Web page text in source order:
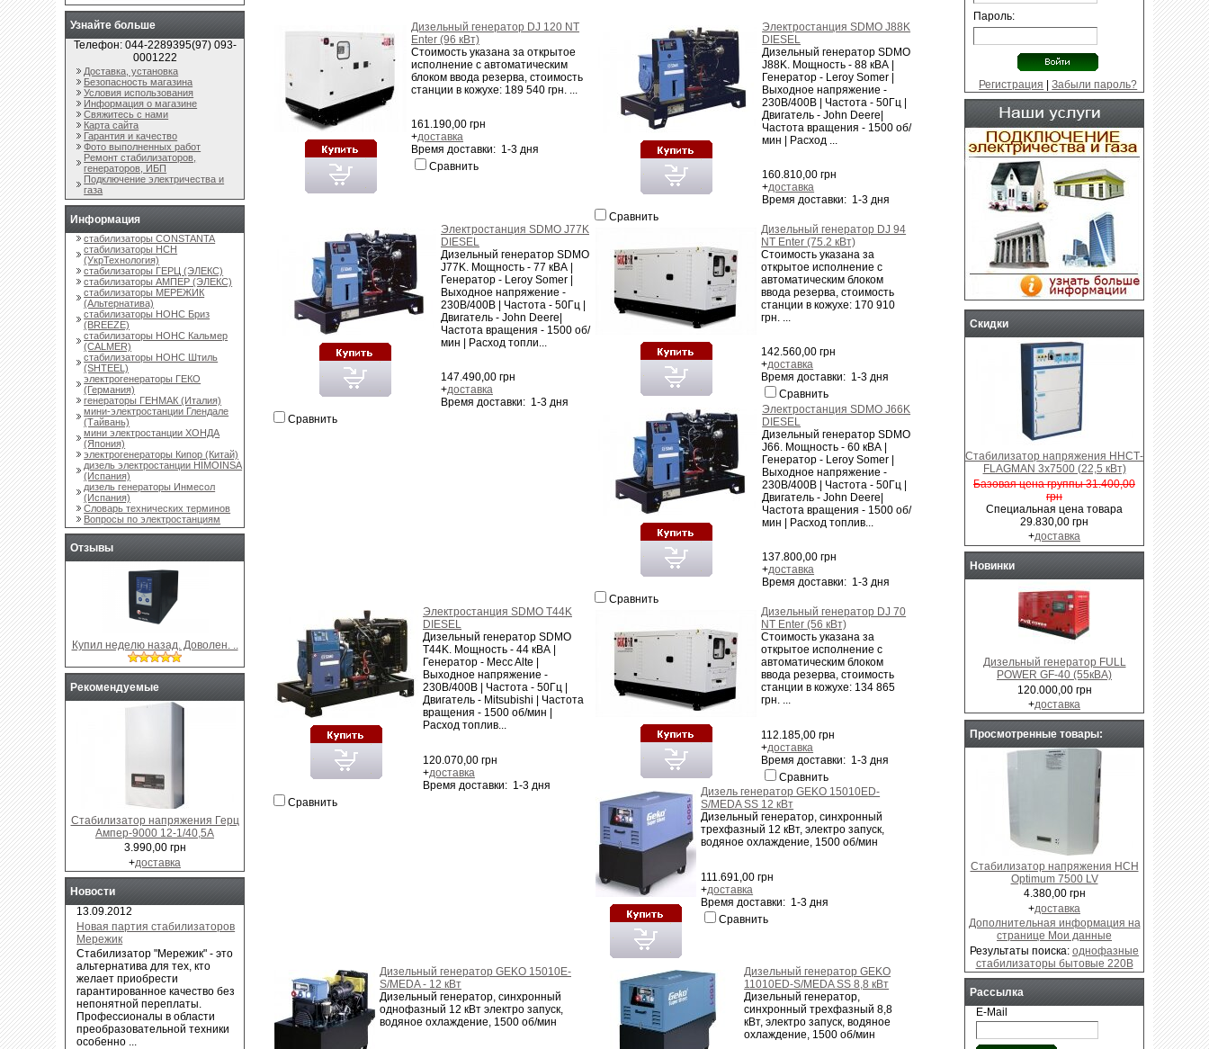
Газовые генераторы
Generac, Genmac в разной
Дизельный генератор DJ 120 NT
Enter (96 кВт)
Стоимость указана за открытое
исполнение с автоматическим
блоком ввода резерва, стоимость
станции в кожухе: 189 540 грн. ...
161.190,00 грн
+доставка
Время доставки: 1-3 дня
Сравнить
Электростанция SDMO J88K
DIESEL
Дизельный генератор SDMO
J88K. Мощность - 88 кВА |
Генератор - Leroy Somer |
Выходное напряжение -
230В/400В | Частота - 50Гц |
Двигатель - John Deere|
Частота вращения - 1500 об/
мин | Расход ...
160.810,00 грн
+доставка
Время доставки: 1-3 дня
Сравнить
Электростанция SDMO J77K
DIESEL
Дизельный генератор SDMO
J77K. Мощность - 77 кВА |
Генератор - Leroy Somer |
Выходное напряжение -
230В/400В | Частота - 50Гц |
Двигатель - John Deere|
Частота вращения - 1500 об/
мин | Расход топли...
147.490,00 грн
+доставка
Время доставки: 1-3 дня
Сравнить
Дизельный генератор DJ 94
NT Enter (75.2 кВт)
Стоимость указана за
открытое исполнение с
автоматическим блоком
ввода резерва, стоимость
станции в кожухе: 170 910
грн. ...
142.560,00 грн
+доставка
Время доставки: 1-3 дня
Сравнить
Электростанция SDMO J66K
DIESEL
Дизельный генератор SDMO
J66. Мощность - 60 кВА |
Генератор - Leroy Somer |
Выходное напряжение -
230В/400В | Частота - 50Гц |
Двигатель - John Deere|
Частота вращения - 1500 об/
мин | Расход топлив...
137.800,00 грн
+доставка
Время доставки: 1-3 дня
Сравнить
Электростанция SDMO T44K
DIESEL
Дизельный генератор SDMO
T44K. Мощность - 44 кВА |
Генератор - Mecc Alte |
Выходное напряжение -
230В/400В | Частота - 50Гц |
Двигатель - Mitsubishi | Частота
вращения - 1500 об/мин |
Расход топлив...
120.070,00 грн
+доставка
Время доставки: 1-3 дня
Сравнить
Дизельный генератор DJ 70
NT Enter (56 кВт)
Стоимость указана за
открытое исполнение с
автоматическим блоком
ввода резерва, стоимость
станции в кожухе: 134 865
грн. ...
112.185,00 грн
+доставка
Время доставки: 1-3 дня
Сравнить
Дизель генератор GEKO 15010ED-
S/MEDA SS 12 кВт
Дизельный генератор, синхронный
трехфазный 12 кВт, электро запуск,
водяное охлаждение, 1500 об/мин
111.691,00 грн
+доставка
Время доставки: 1-3 дня
Сравнить
Дизельный генератор GEKO 15010E-
S/MEDA - 12 кВт
Дизельный генератор, синхронный
однофазный 12 кВт электро запуск,
водяное охлаждение, 1500 об/мин
Дизельный генератор GEKO
11010ED-S/MEDA SS 8,8 кВт
Дизельный генератор,
синхронный трехфазный 8,8
кВт, электро запуск, водяное
охлаждение, 1500 об/мин
Узнайте больше
Телефон: 044-2289395(97) 093-
0001222
Доставка, установка
Безопасность магазина
Условия использования
Информация о магазине
Свяжитесь с нами
Карта сайта
Гарантия и качество
Фото выполненных работ
Ремонт стабилизаторов,
генераторов, ИБП
Подключение электричества и
газа
Информация
стабилизаторы CONSTANTA
стабилизаторы НСН
(УкрТехнология)
стабилизаторы ГЕРЦ (ЭЛЕКС)
стабилизаторы АМПЕР (ЭЛЕКС)
стабилизаторы МЕРЕЖИК
(Альтернатива)
стабилизаторы НОНС Бриз
(BREEZE)
стабилизаторы НОНС Кальмер
(CALMER)
стабилизаторы НОНС Штиль
(SHTEEL)
электрогенераторы ГЕКО
(Германия)
генераторы ГЕНМАК (Италия)
мини-электростанции Глендале
(Тайвань)
мини электростанции ХОНДА
(Япония)
электрогенераторы Кипор (Китай)
дизель электростанции HIMOINSA
(Испания)
дизель генераторы Инмесол
(Испания)
Словарь технических терминов
Вопросы по электростанциям
Отзывы
Купил неделю назад. Доволен. ..
Рекомендуемые
Стабилизатор напряжения Герц
Ампер-9000 12-1/40,5А
3.990,00 грн
+доставка
Новости
13.09.2012
Новая партия стабилизаторов
Мережик
Cтабилизатор "Мережик" - это
альтернатива для тех, кто
желает приобрести
гарантированное качество без
непонятной переплаты.
Профессионалы в области
преобразовательной техники
особенно ...
Пароль:
Регистрация |Забыли пароль?
Скидки
Стабилизатор напряжения ННСТ-
FLAGMAN 3x7500 (22,5 кВт)
Базовая цена группы 31.400,00
грн
Специальная цена товара
29.830,00 грн
+доставка
Новинки
Дизельный генератор FULL
POWER GF-40 (55кВА)
120.000,00 грн
+доставка
Просмотренные товары:
Стабилизатор напряжения НСН
Optimum 7500 LV
4.380,00 грн
+доставка
Дополнительная информация на
странице Мои данные
Результаты поиска: однофазные
стабилизаторы бытовые 220В
Рассылка
E-Mail